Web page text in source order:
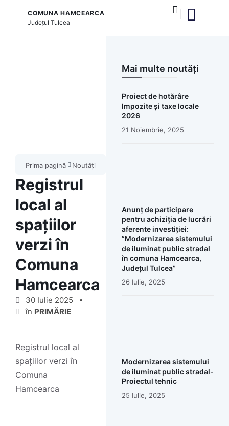
COMUNA HAMCEARCA
JudețulTulcea
Prima pagină Noutăți
Registrul
local al
spațiilor
verzi în
Comuna
Hamcearca
30 Iulie 2025
în PRIMĂRIE
Registrul local al
spațiilor verzi în
Comuna
Hamcearca
Mai multe noutăți
Proiect de hotărâre
Impozite și taxe locale
2026
21 Noiembrie, 2025
Anunț de participare
pentru achiziția de lucrări
aferente investiției:
”Modernizarea sistemului
de iluminat public stradal
în comuna Hamcearca,
Județul Tulcea”
26 Iulie, 2025
Modernizarea sistemului
de iluminat public stradal-
Proiectul tehnic
25 Iulie, 2025